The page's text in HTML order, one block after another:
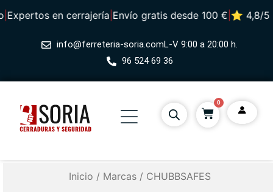
| Expertos en cerrajería| Envío gratis desde 100 €| ⭐ 4,8/5
info@ferreteria-soria.comL-V 9:00 a 20:00 h.
96 524 69 36
0
Inicio / Marcas/ CHUBBSAFES